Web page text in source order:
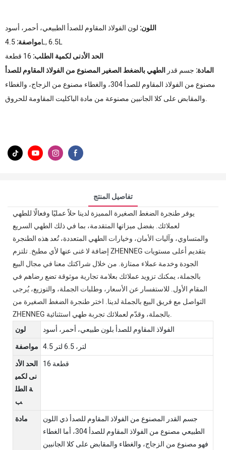
اللون: لون الفولاذ المقاوم للصدأ الطبيعي، أحمر، أسود
مواصفة:4.5L, 6.5L
الحد الأدنى لكمية الطلب:
المادة: جسم قدر الطهي بالضغط الصغير المصنوع من الفولاذ المقاوم للصدأ
مصنوع من الفولاذ المقاوم للصدأ 304، والغطاء مصنوع من الزجاج، والغطاء
والمقابض على كلا الجانبين مصنوعة من مادة الباكليت المقاومة للحروق.
تفاصيل المنتج
يوفر طنجرة الضغط الصغيرة المميزة لدينا حلاً عمليًا وفعالًا للطهي
لعملائك. بفضل ميزاتها المتقدمة، بما في ذلك الطهي السريع
والمتساوي، وآليات الأمان، وخيارات الطهي المتعددة، تُعد هذه الطنجرة
إضافة لا غنى عنها لأي مطبخ. تلتزم ZHENNEG بتقديم أعلى مستويات
الجودة وخدمة عملاء ممتازة. من خلال شراكتك معنا في مجال البيع
بالجملة، يمكنك تزويد عملائك بعلامة تجارية موثوقة تضع رضاهم في
المقام الأول. للاستفسار عن الأسعار، وطلبات الجملة، والتوزيع، يُرجى
التواصل مع فريق البيع بالجملة لدينا. اختر طنجرة الضغط الصغيرة من
ZHENNEG بالجملة، وقدّم لعملائك تجربة طهي استثنائية.
لون
الفولاذ المقاوم للصدأ بلون طبيعي، أحمر، أسود
مواصفة
4.5 لتر، 6.5 لتر
الحد الأد
نى لكمي
ة الطل
ب
16 قطعة
مادة
جسم القدر المصنوع من الفولاذ المقاوم للصدأ ذي اللون
الطبيعي مصنوع من الفولاذ المقاوم للصدأ 304، أما الغطاء
فهو مصنوع من الزجاج، والغطاء والمقابض على كلا الجانبين